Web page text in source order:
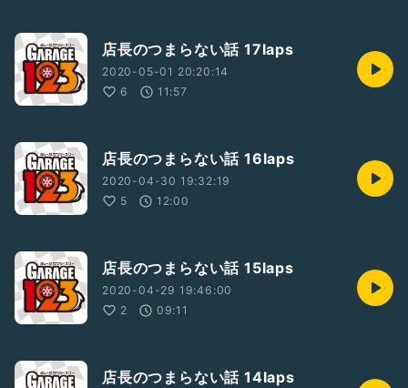
店長のつまらない話 17laps
2020-05-01 20:20:14
6
11:57
店長のつまらない話 16laps
2020-04-30 19:32:19
5
12:00
店長のつまらない話 15laps
2020-04-29 19:46:00
2
09:11
店長のつまらない話 14laps